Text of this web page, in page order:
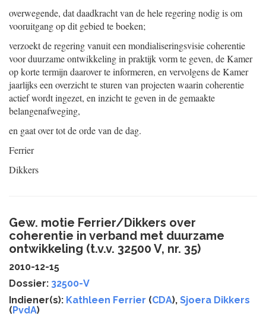
overwegende, dat daadkracht van de hele regering nodig is om
vooruitgang op dit gebied te boeken;
verzoekt de regering vanuit een mondialiseringsvisie coherentie
voor duurzame ontwikkeling in praktijk vorm te geven, de Kamer
op korte termijn daarover te informeren, en vervolgens de Kamer
jaarlijks een overzicht te sturen van projecten waarin coherentie
actief wordt ingezet, en inzicht te geven in de gemaakte
belangenafweging,
en gaat over tot de orde van de dag.
Ferrier
Dikkers
Gew. motie Ferrier/Dikkers over
coherentie in verband met duurzame
ontwikkeling (t.v.v. 32500 V, nr. 35)
2010-12-15
Dossier: 32500-V
Indiener(s): Kathleen Ferrier (CDA), Sjoera Dikkers
(PvdA)